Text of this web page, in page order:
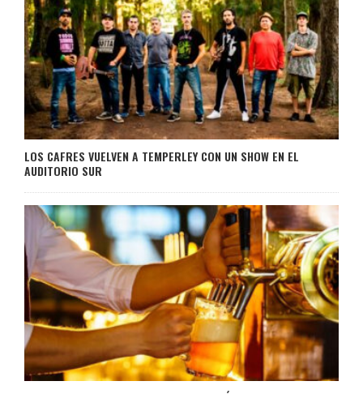
LOS CAFRES VUELVEN A TEMPERLEY CON UN SHOW EN EL
AUDITORIO SUR